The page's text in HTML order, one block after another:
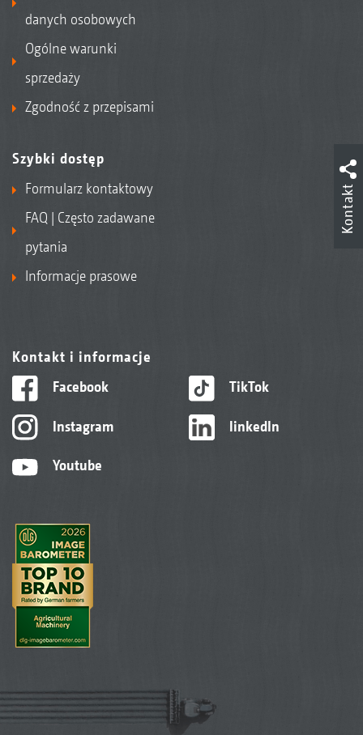
danych osobowych
Ogólne warunki
sprzedaży
Zgodność z przepisami
Szybki dostęp
Formularz kontaktowy
FAQ | Często zadawane
pytania
Informacje prasowe
Kontakt i informacje
Facebook
Instagram
Youtube
TikTok
linkedIn
Kontakt